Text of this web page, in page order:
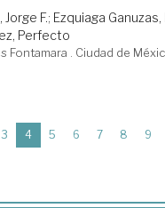
F.; Ezquiaga
Perfecto
Fontamara . Ciudad de
3 4(current)
5 6 7 8 9